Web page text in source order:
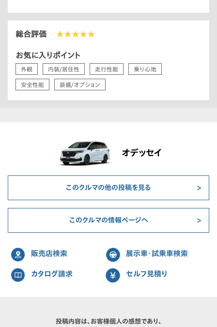
す。私は、父が乗っていたT社やN社、ドイツメーカーのB社の車も
以外は考えられなくなりました。
Hondaは、私を含め、これからもずっとHondaに乗りたいと答え
る人が多く居ます。
総合評価 ★★★★★
お気に入りポイント
外観 内装/居住性 走行性能 乗り心地
安全性能 装備/オプション
オデッセイ
このクルマの他の投稿を見る
このクルマの情報ページへ
販売店検索 展示車・試乗車検索
カタログ請求 セルフ見積り
投稿内容は、お客様個人の感想であり、